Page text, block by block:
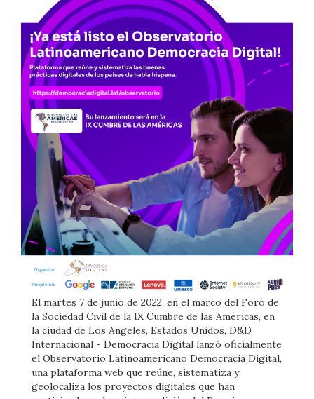
El martes 7 de junio de 2022, en el marco del Foro de
la Sociedad Civil de la IX Cumbre de las Américas, en
la ciudad de Los Angeles, Estados Unidos, D&D
Internacional - Democracia Digital lanzó oficialmente
el Observatorio Latinoamericano Democracia Digital,
una plataforma web que reúne, sistematiza y
geolocaliza los proyectos digitales que han